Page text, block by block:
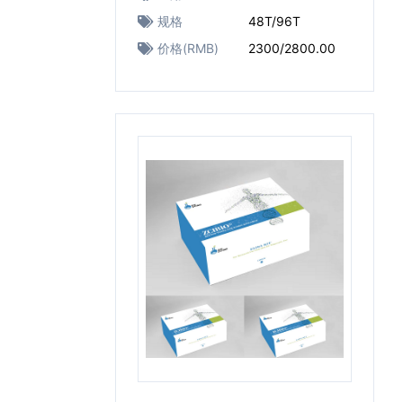
规格
48T/96T
价格(RMB)
2300/2800.00